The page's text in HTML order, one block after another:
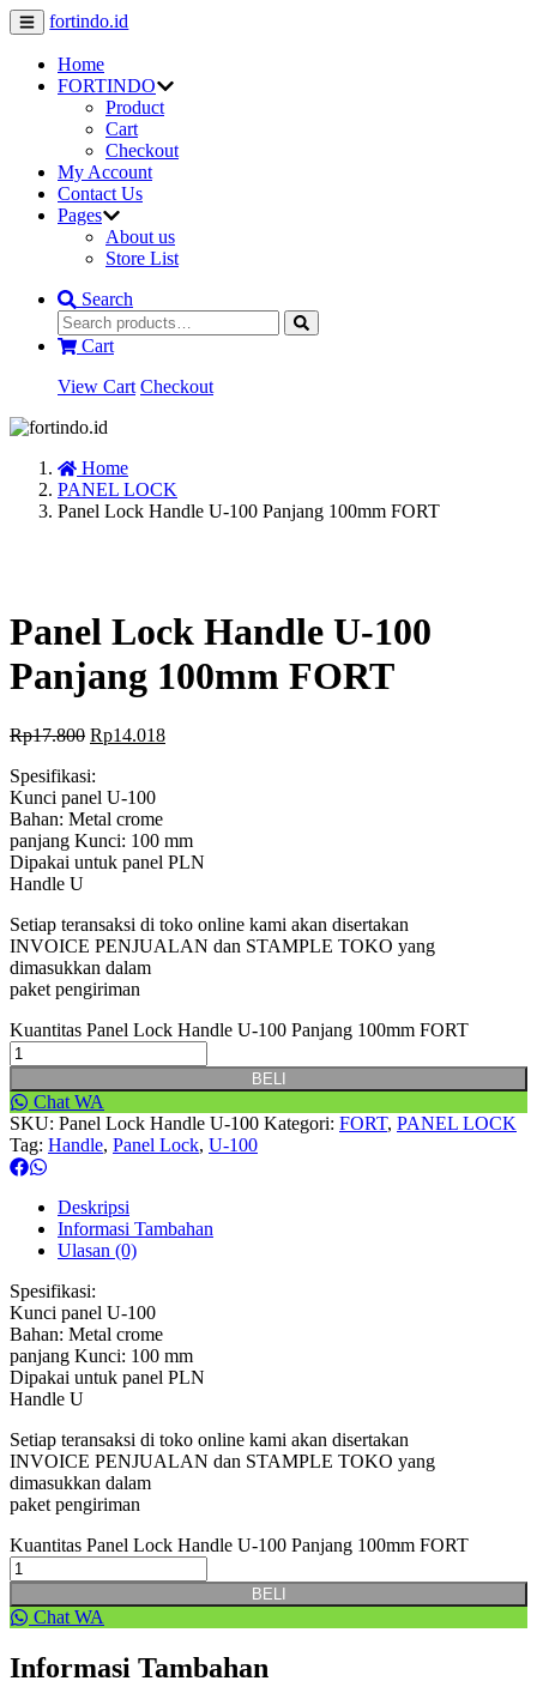
fortindo.id
Home
FORTINDO
Product
Cart
Checkout
My Account
Contact Us
Pages
About us
Store List
Search
Cart
View Cart Checkout
Home
PANEL LOCK
Panel Lock Handle U-100 Panjang 100mm FORT
Panel Lock Handle U-100
Panjang 100mm FORT
Rp17.800 Rp14.018
Spesifikasi:
Kunci panel U-100
Bahan: Metal crome
panjang Kunci: 100 mm
Dipakai untuk panel PLN
Handle U
Setiap teransaksi di toko online kami akan disertakan
INVOICE PENJUALAN dan STAMPLE TOKO yang
dimasukkan dalam
paket pengiriman
Kuantitas Panel Lock Handle U-100 Panjang 100mm FORT
BELI
Chat WA
SKU: Panel Lock Handle U-100 Kategori: FORT, PANEL LOCK
Tag: Handle, Panel Lock, U-100
Deskripsi
Informasi Tambahan
Ulasan (0)
Spesifikasi:
Kunci panel U-100
Bahan: Metal crome
panjang Kunci: 100 mm
Dipakai untuk panel PLN
Handle U
Setiap teransaksi di toko online kami akan disertakan
INVOICE PENJUALAN dan STAMPLE TOKO yang
dimasukkan dalam
paket pengiriman
Kuantitas Panel Lock Handle U-100 Panjang 100mm FORT
BELI
Chat WA
Informasi Tambahan